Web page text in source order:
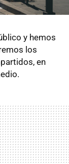
y hemos
los
en